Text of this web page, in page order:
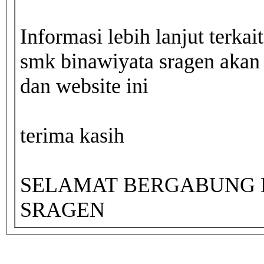
Informasi lebih lanjut
smk binawiyata sragen
dan website ini
terima kasih
SELAMAT
SRAGEN